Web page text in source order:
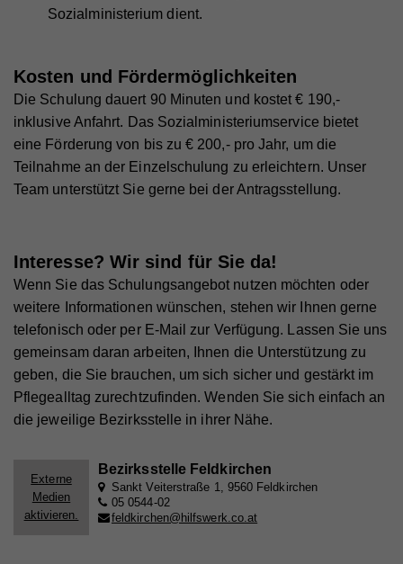
Sozialministerium dient.
Kosten und Fördermöglichkeiten
Die Schulung dauert 90 Minuten und kostet € 190,-
inklusive Anfahrt. Das Sozialministeriumservice bietet
eine Förderung von bis zu € 200,- pro Jahr, um die
Teilnahme an der Einzelschulung zu erleichtern. Unser
Team unterstützt Sie gerne bei der Antragsstellung.
Interesse? Wir sind für Sie da!
Wenn Sie das Schulungsangebot nutzen möchten oder
weitere Informationen wünschen, stehen wir Ihnen gerne
telefonisch oder per E-Mail zur Verfügung. Lassen Sie uns
gemeinsam daran arbeiten, Ihnen die Unterstützung zu
geben, die Sie brauchen, um sich sicher und gestärkt im
Pflegealltag zurechtzufinden. Wenden Sie sich einfach an
die jeweilige Bezirksstelle in ihrer Nähe.
Externe
Medien
aktivieren.
Bezirksstelle Feldkirchen
Sankt Veiterstraße 1, 9560 Feldkirchen
05 0544-02
feldkirchen@hilfswerk.co.at
Anbieter Whatchado
Laufzeit 10 Minuten
Zweck
Wird zur Unterscheidung von Website Besuchern
Anbieter Whatchado
Laufzeit Ende der Browsernutzung
Zweck
Speichert notwendige Sessiondaten für
Walls.io
Laufzeit 1 Minute